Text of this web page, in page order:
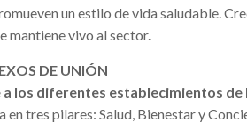
un estilo de vida saludable.
mantiene vivo al sector.
DE UNIÓN
a los diferentes establecimientos de
en tres pilares: Salud, Bienestar y